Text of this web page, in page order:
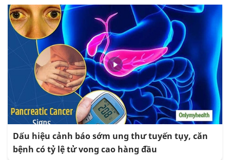
Dấu hiệu cảnh báo sớm ung thư tuyến tụy, căn
bệnh có tỷ lệ tử vong cao hàng đầu